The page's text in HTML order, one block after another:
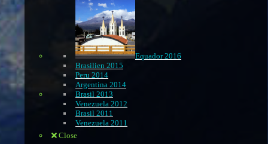
Equador 2016
Brasilien 2015
Peru 2014
Argentina 2014
Brasil 2013
Venezuela 2012
Brasil 2011
Venezuela 2011
Close